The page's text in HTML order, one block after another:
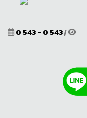
0 543 - 0 543|